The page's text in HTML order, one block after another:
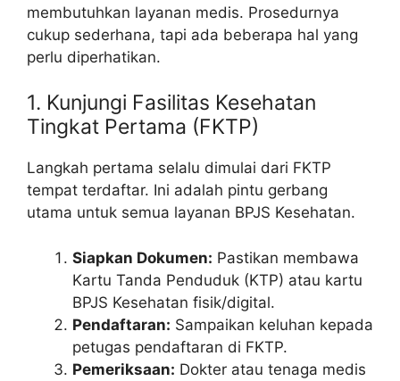
membutuhkan layanan medis. Prosedurnya
cukup sederhana, tapi ada beberapa hal yang
perlu diperhatikan.
1. Kunjungi Fasilitas Kesehatan
Tingkat Pertama (FKTP)
Langkah pertama selalu dimulai dari FKTP
tempat terdaftar. Ini adalah pintu gerbang
utama untuk semua layanan BPJS Kesehatan.
Siapkan Dokumen: Pastikan membawa
Kartu Tanda Penduduk (KTP) atau kartu
BPJS Kesehatan fisik/digital.
Pendaftaran: Sampaikan keluhan kepada
petugas pendaftaran di FKTP.
Pemeriksaan: Dokter atau tenaga medis